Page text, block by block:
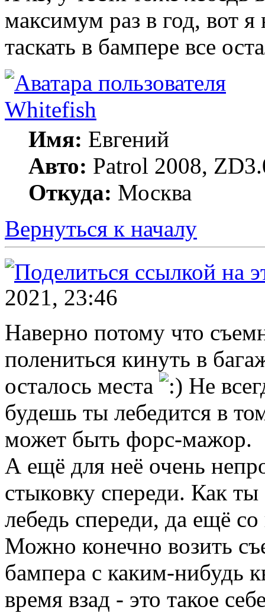
максимум раз в год, вот
таскать в бампере все
Whitefish
Имя: Евгений
Авто: Patrol 2008,
Откуда: Москва
Вернуться к началу
2021, 23:46
Наверно потому что
полениться кинуть в
осталось места
Не
будешь ты лебедится в
может быть форс-мажор.
А ещё для неё очень
стыковку спереди. Как
лебедь спереди, да ещё
Можно конечно возить
бампера с каким-нибудь
время взад - это такое